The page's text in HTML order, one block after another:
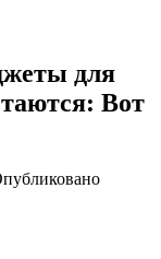
для
Вот